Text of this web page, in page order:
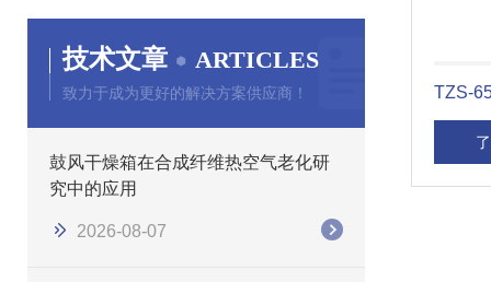
技术文章 ARTICLES
致力于成为更好的解决方案供应商！
鼓风干燥箱在合成纤维热空气老化研
究中的应用
2026-08-07
TZS-